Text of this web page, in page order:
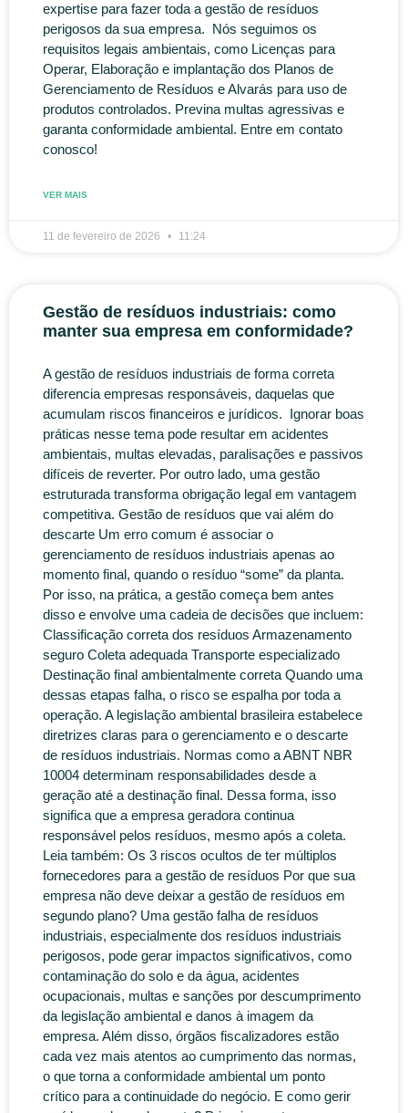
expertise para fazer toda a gestão de resíduos
perigosos da sua empresa. Nós seguimos os
requisitos legais ambientais, como Licenças para
Operar, Elaboração e implantação dos Planos de
Gerenciamento de Resíduos e Alvarás para uso de
produtos controlados. Previna multas agressivas e
garanta conformidade ambiental. Entre em contato
conosco!
VER MAIS
11 de fevereiro de 2026 11:24
Gestão de resíduos industriais: como
manter sua empresa em conformidade?
A gestão de resíduos industriais de forma correta
diferencia empresas responsáveis, daquelas que
acumulam riscos financeiros e jurídicos. Ignorar boas
práticas nesse tema pode resultar em acidentes
ambientais, multas elevadas, paralisações e passivos
difíceis de reverter. Por outro lado, uma gestão
estruturada transforma obrigação legal em vantagem
competitiva. Gestão de resíduos que vai além do
descarte Um erro comum é associar o
gerenciamento de resíduos industriais apenas ao
momento final, quando o resíduo “some” da planta.
Por isso, na prática, a gestão começa bem antes
disso e envolve uma cadeia de decisões que incluem:
Classificação correta dos resíduos Armazenamento
seguro Coleta adequada Transporte especializado
Destinação final ambientalmente correta Quando uma
dessas etapas falha, o risco se espalha por toda a
operação. A legislação ambiental brasileira estabelece
diretrizes claras para o gerenciamento e o descarte
de resíduos industriais. Normas como a ABNT NBR
10004 determinam responsabilidades desde a
geração até a destinação final. Dessa forma, isso
significa que a empresa geradora continua
responsável pelos resíduos, mesmo após a coleta.
Leia também: Os 3 riscos ocultos de ter múltiplos
fornecedores para a gestão de resíduos Por que sua
empresa não deve deixar a gestão de resíduos em
segundo plano? Uma gestão falha de resíduos
industriais, especialmente dos resíduos industriais
perigosos, pode gerar impactos significativos, como
contaminação do solo e da água, acidentes
ocupacionais, multas e sanções por descumprimento
da legislação ambiental e danos à imagem da
empresa. Além disso, órgãos fiscalizadores estão
cada vez mais atentos ao cumprimento das normas,
o que torna a conformidade ambiental um ponto
crítico para a continuidade do negócio. E como gerir